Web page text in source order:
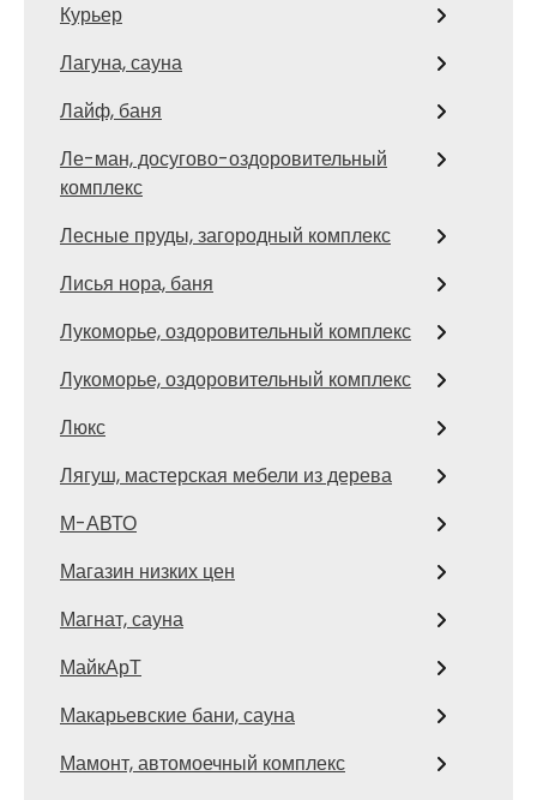
Курьер
Лагуна, сауна
Лайф, баня
Ле-ман, досугово-оздоровительный
комплекс
Лесные пруды, загородный комплекс
Лисья нора, баня
Лукоморье, оздоровительный комплекс
Лукоморье, оздоровительный комплекс
Люкс
Лягуш, мастерская мебели из дерева
М-АВТО
Магазин низких цен
Магнат, сауна
МайкАрТ
Макарьевские бани, сауна
Мамонт, автомоечный комплекс